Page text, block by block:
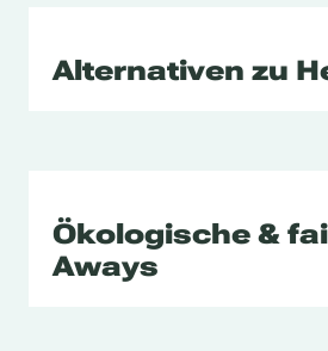
Alternativen zu
Ökologische &
Aways